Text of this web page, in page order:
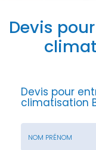
Devis
Devis pour
climatisation